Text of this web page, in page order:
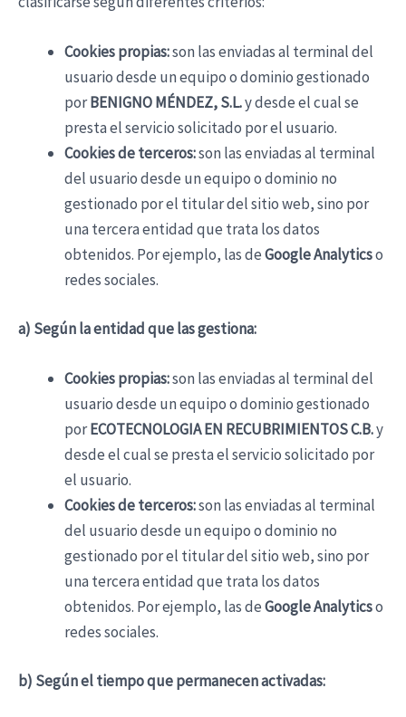
Cookies propias:son las enviadas al terminal del
usuario desde un equipo o dominio gestionado
porBENIGNO MÉNDEZ, S.L.y desde el cual se
presta el servicio solicitado por el usuario.
Cookies de terceros:son las enviadas al terminal
del usuario desde un equipo o dominio no
gestionado por el titular del sitio web, sino por
una tercera entidad que trata los datos
obtenidos. Por ejemplo, las deGoogle Analyticso
redes sociales.
a) Según la entidad que las gestiona:
Cookies propias:son las enviadas al terminal del
usuario desde un equipo o dominio gestionado
porECOTECNOLOGIA EN RECUBRIMIENTOS C.B.y
desde el cual se presta el servicio solicitado por
el usuario.
Cookies de terceros:son las enviadas al terminal
del usuario desde un equipo o dominio no
gestionado por el titular del sitio web, sino por
una tercera entidad que trata los datos
obtenidos. Por ejemplo, las deGoogle Analyticso
redes sociales.
b) Según el tiempo que permanecen activadas: